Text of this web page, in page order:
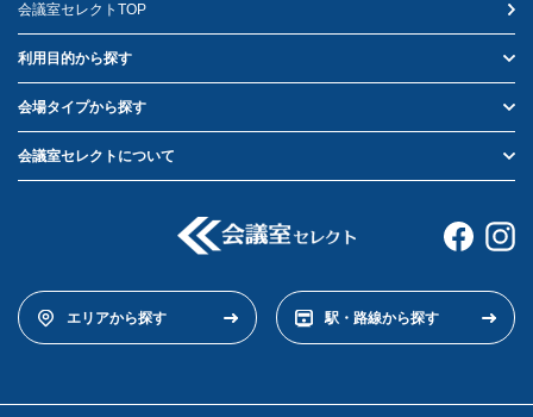
会議室セレクトTOP
利用目的から探す
会場タイプから探す
会議室セレクトについて
エリアから探す 駅・路線から探す